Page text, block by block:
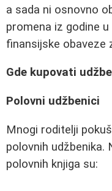
a sada ni osnovno
promena iz godine
finansijske obaveze
Gde kupovati
Polovni udžbenici
Mnogi roditelji
polovnih udžbenika.
polovnih knjiga su: